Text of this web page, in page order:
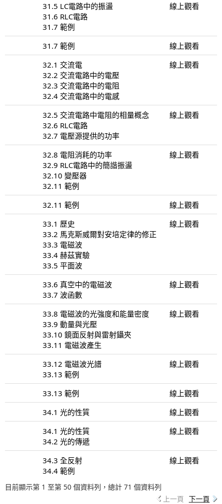
31.5 LC電路中的振盪
31.6 RLC電路
31.7 範例
線上觀看
31.7 範例
線上觀看
32.1 交流電
32.2 交流電路中的電壓
32.3 交流電路中的電阻
32.4 交流電路中的電感
線上觀看
32.5 交流電路中電阻的相量概念
32.6 RLC電路
32.7 電壓源提供的功率
線上觀看
32.8 電阻消耗的功率
32.9 RLC電路中的簡諧振盪
32.10 變壓器
32.11 範例
線上觀看
32.11 範例
線上觀看
33.1 歷史
33.2 馬克斯威爾對安培定律的修正
33.3 電磁波
33.4 赫茲實驗
33.5 平面波
線上觀看
33.6 真空中的電磁波
33.7 波函數
線上觀看
33.8 電磁波的光強度和能量密度
33.9 動量與光壓
33.10 鏡面反射與雷射鑷夾
33.11 電磁波產生
線上觀看
33.12 電磁波光譜
33.13 範例
線上觀看
33.13 範例
線上觀看
34.1 光的性質
線上觀看
34.1 光的性質
34.2 光的傳遞
線上觀看
34.3 全反射
34.4 範例
線上觀看
目前顯示第 1 至第 50 個資料列，總計 71 個資料列
上一頁 下一頁